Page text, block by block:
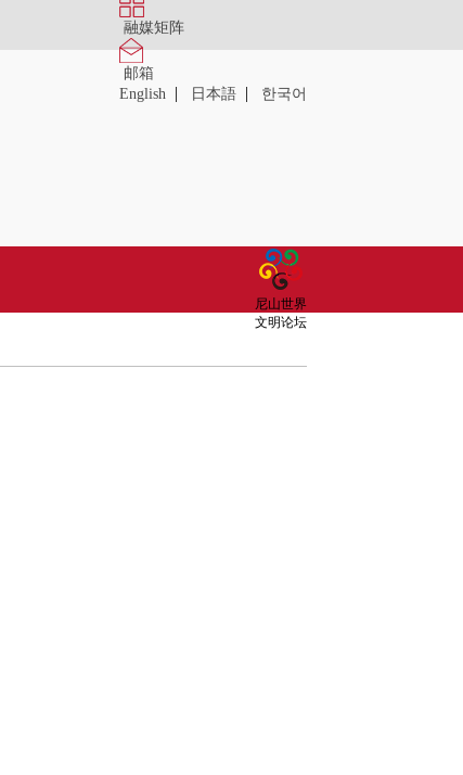
融媒矩阵
邮箱
English
| 日本語 | 한국어
尼山世界
文明论坛